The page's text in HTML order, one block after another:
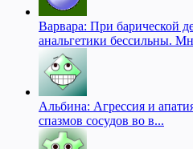
Варвара: При барической
анальгетики бессильны.
Альбина: Агрессия и
спазмов сосудов во в...